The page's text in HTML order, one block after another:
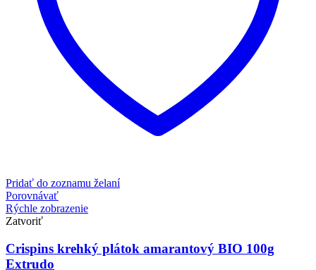
Pridať do zoznamu želaní
Porovnávať
Rýchle zobrazenie
Zatvoriť
Crispins krehký plátok amarantový BIO 100g
Extrudo